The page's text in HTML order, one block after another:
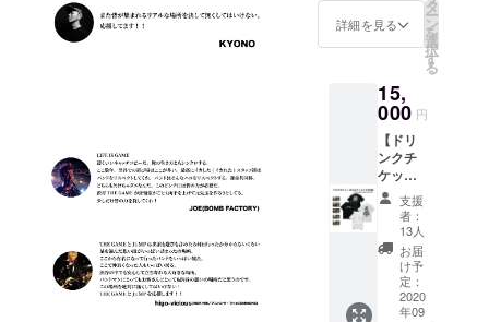
掲載不
要の方
要】と
ご記入
くださ
い
裏パイ
ル ● ド
有効期
限は営
業再開
から6ヶ
月以
内。 ●
壁面ポ
スター
へのお
名前掲
載。 ※
掲載可
能な方
より感
謝の
メッ
をお送
り致し
ます。
●シャン
パン
オー
ダーチ
ケット
(1枚) 有
効期限
は営業
再開か
ら6ヶ月
以内。
詳細を見る
タ
ー
ン
を
選
択
す
る
15,
000 円
【ドリ
ンクチ
ケット
(5枚)＋
Tシャツ
2枚支援
(GAME-
A-)】 ●
GAME-
A-Tシャ
支援
者：
13人
お届
け予
定：
2020
年09